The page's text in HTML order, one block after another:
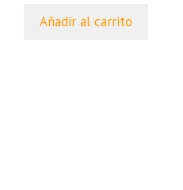
Añadir al carrito